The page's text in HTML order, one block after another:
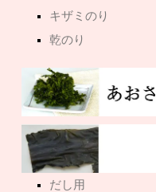
キザミのり
乾のり
だし用